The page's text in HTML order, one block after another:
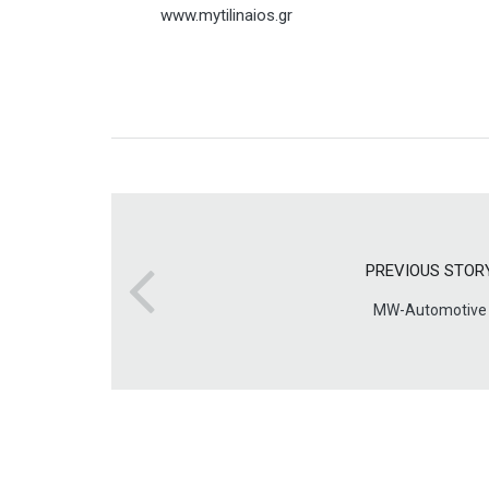
www.mytilinaios.gr
PREVIOUS
MW-Automotive